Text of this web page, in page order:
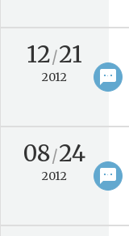
sms
12/21
2012 keyboard_arrow_right
sms
08/24
2012 keyboard_arrow_right